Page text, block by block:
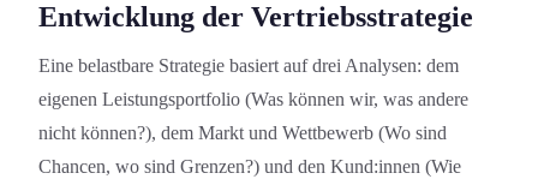
Entwicklung der Vertriebsstrategie
Eine belastbare Strategie basiert auf drei Analysen: dem
eigenen Leistungs­portfolio (Was können wir, was andere
nicht können?), dem Markt und Wettbewerb (Wo sind
Chancen, wo sind Grenzen?) und den Kund:innen (Wie